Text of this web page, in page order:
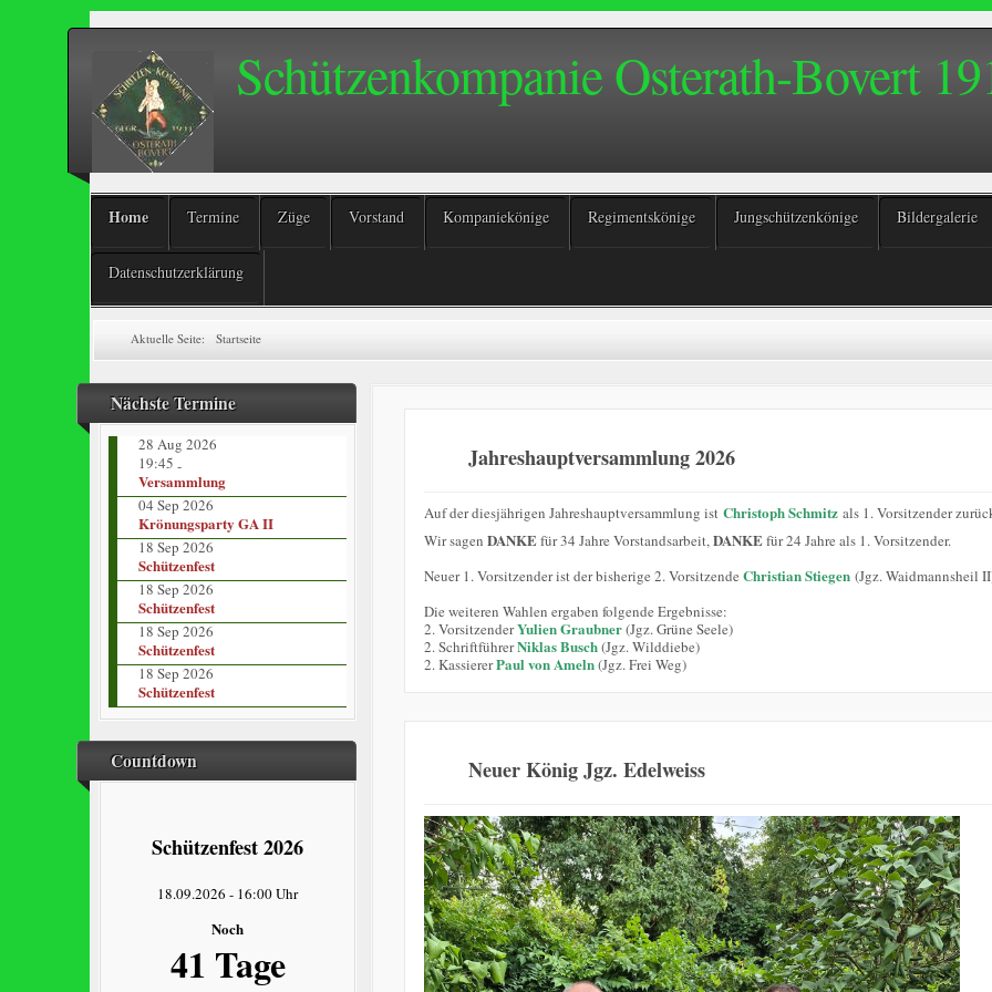
Schützenkompanie Osterath-Bovert
Home Termine Züge Vorstand Kompaniekönige Regimentskönige Jungschützenkönige Bildergalerie
Datenschutzerklärung
Aktuelle Seite:Startseite
Nächste Termine
28 Aug 2026
19:45 -
Versammlung
04 Sep 2026
Krönungsparty GA II
18 Sep 2026
Schützenfest
18 Sep 2026
Schützenfest
18 Sep 2026
Schützenfest
18 Sep 2026
Schützenfest
Countdown
Schützenfest 2026
18.09.2026 - 16:00 Uhr
Noch
41 Tage
Jahreshauptversammlung 2026
Auf der diesjährigen Jahreshauptversammlung ist Christoph Schmitzals 1. Vorsitzender
Wir sagen DANKEfür 34 Jahre Vorstandsarbeit, DANKEfür 24 Jahre als 1. Vorsitzender.
Neuer 1. Vorsitzender ist der bisherige 2. Vorsitzende Christian Stiegen (Jgz. Waidmannsheil
Die weiteren Wahlen ergaben folgende Ergebnisse:
2. VorsitzenderYulien Graubner(Jgz. Grüne Seele)
2. SchriftführerNiklas Busch(Jgz. Wilddiebe)
2. KassiererPaul von Ameln(Jgz. Frei Weg)
Neuer König Jgz. Edelweiss